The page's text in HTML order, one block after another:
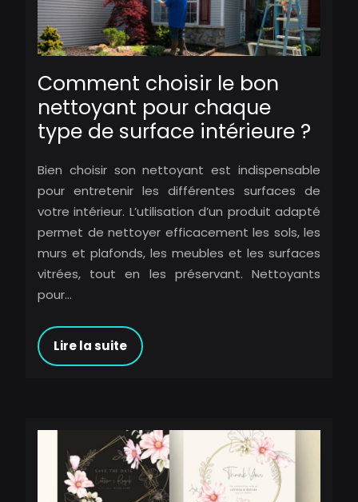
Comment choisir le bon
nettoyant pour chaque
type de surface intérieure ?
Bien choisir son nettoyant est indispensable
pour entretenir les différentes surfaces de
votre intérieur. L’utilisation d’un produit adapté
permet de nettoyer efficacement les sols, les
murs et plafonds, les meubles et les surfaces
vitrées, tout en les préservant. Nettoyants
pour…
Lire la suite